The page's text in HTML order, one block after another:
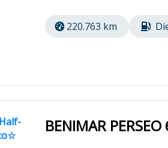
220.763 km
BENIMAR